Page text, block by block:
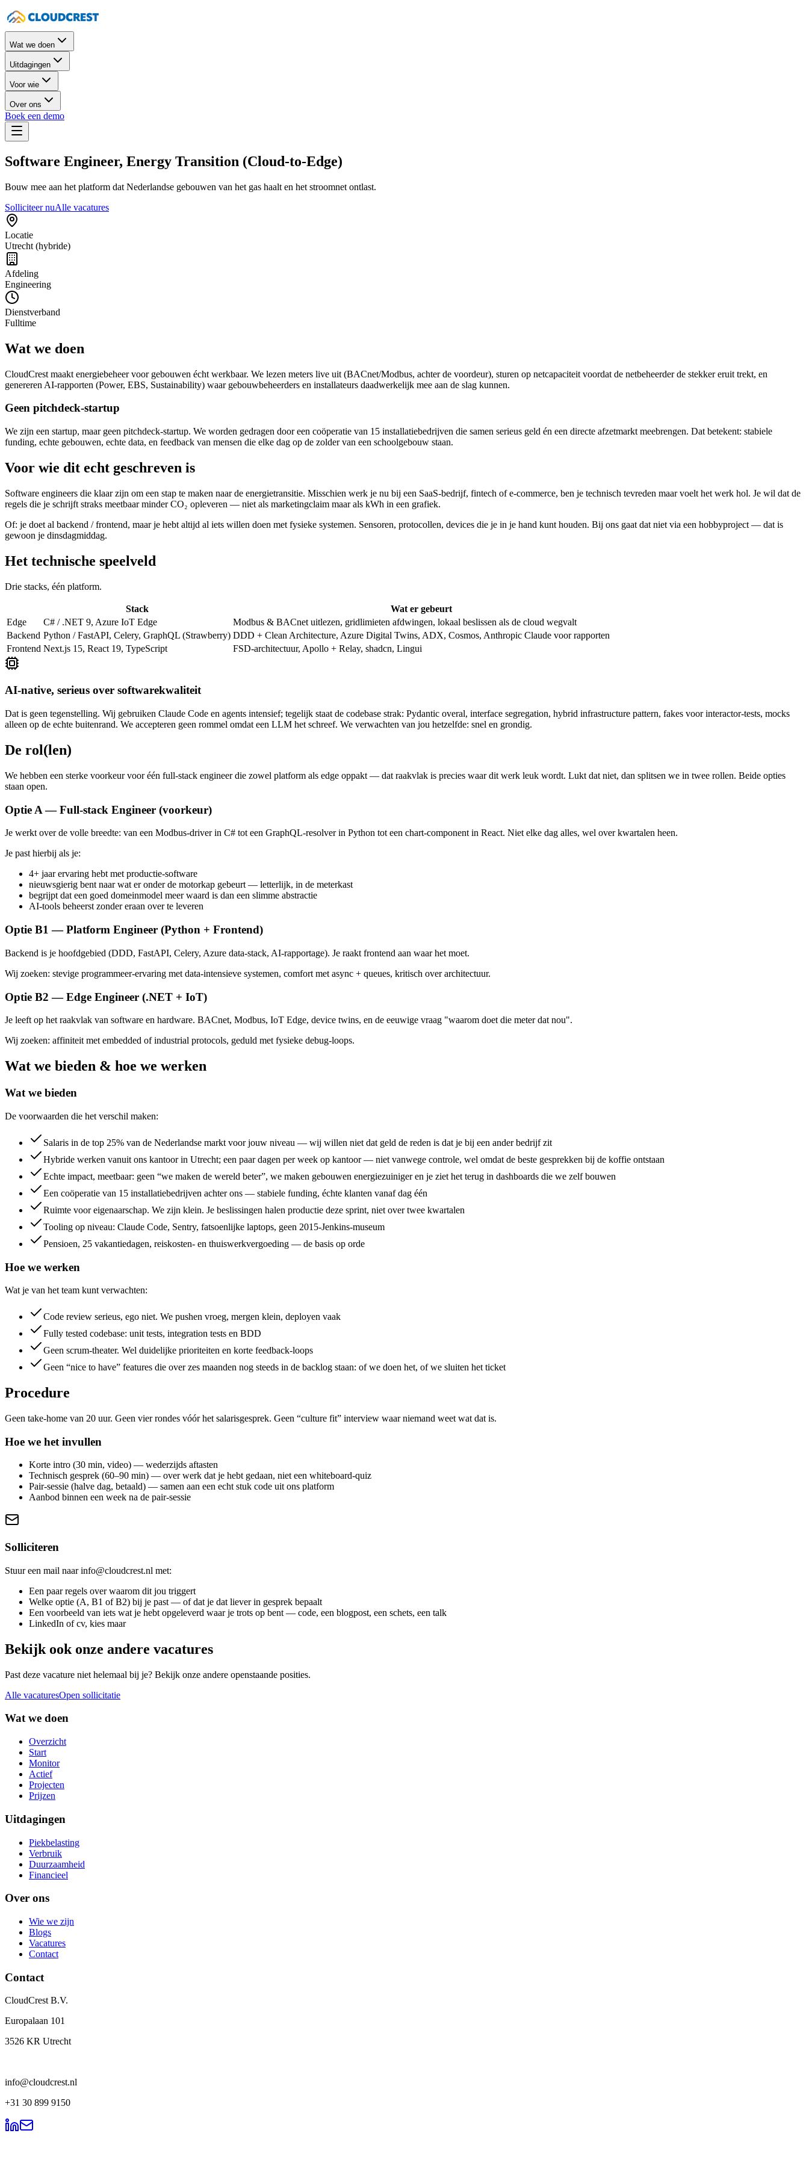
Wat we doen
Uitdagingen
Voor wie
Over ons
Boek een demo
Software Engineer, Energy Transition (Cloud-to-Edge)
Bouw mee aan het platform dat Nederlandse gebouwen van het gas haalt en het stroomnet ontlast.
Solliciteer nuAlle vacatures
Locatie
Utrecht (hybride)
Afdeling
Engineering
Dienstverband
Fulltime
Wat we doen
CloudCrest maakt energiebeheer voor gebouwen écht werkbaar. We lezen meters live uit (BACnet/Modbus, achter de voordeur), sturen op netcapaciteit voordat de netbeheerder de stekker eruit trekt, en
genereren AI-rapporten (Power, EBS, Sustainability) waar gebouwbeheerders en installateurs daadwerkelijk mee aan de slag kunnen.
Geen pitchdeck-startup
We zijn een startup, maar geen pitchdeck-startup. We worden gedragen door een coöperatie van 15 installatiebedrijven die samen serieus geld én een directe afzetmarkt meebrengen. Dat betekent: stabiele
funding, echte gebouwen, echte data, en feedback van mensen die elke dag op de zolder van een schoolgebouw staan.
Voor wie dit echt geschreven is
Software engineers die klaar zijn om een stap te maken naar de energietransitie. Misschien werk je nu bij een SaaS-bedrijf, fintech of e-commerce, ben je technisch tevreden maar voelt het werk hol. Je wil dat de
regels die je schrijft straks meetbaar minder CO₂ opleveren — niet als marketingclaim maar als kWh in een grafiek.
Of: je doet al backend / frontend, maar je hebt altijd al iets willen doen met fysieke systemen. Sensoren, protocollen, devices die je in je hand kunt houden. Bij ons gaat dat niet via een hobbyproject — dat is
gewoon je dinsdagmiddag.
Het technische speelveld
Drie stacks, één platform.
Stack
Wat er gebeurt
Edge
C# / .NET 9, Azure IoT Edge
Modbus & BACnet uitlezen, gridlimieten afdwingen, lokaal beslissen als de cloud wegvalt
Backend Python / FastAPI, Celery, GraphQL (Strawberry) DDD + Clean Architecture, Azure Digital Twins, ADX, Cosmos, Anthropic Claude voor rapporten
Frontend Next.js 15, React 19, TypeScript FSD-architectuur, Apollo + Relay, shadcn, Lingui
AI-native, serieus over softwarekwaliteit
Dat is geen tegenstelling. Wij gebruiken Claude Code en agents intensief; tegelijk staat de codebase strak: Pydantic overal, interface segregation, hybrid infrastructure pattern, fakes voor interactor-tests, mocks
alleen op de echte buitenrand. We accepteren geen rommel omdat een LLM het schreef. We verwachten van jou hetzelfde: snel en grondig.
De rol(len)
We hebben een sterke voorkeur voor één full-stack engineer die zowel platform als edge oppakt — dat raakvlak is precies waar dit werk leuk wordt. Lukt dat niet, dan splitsen we in twee rollen. Beide opties
staan open.
Optie A — Full-stack Engineer (voorkeur)
Je werkt over de volle breedte: van een Modbus-driver in C# tot een GraphQL-resolver in Python tot een chart-component in React. Niet elke dag alles, wel over kwartalen heen.
Je past hierbij als je:
4+ jaar ervaring hebt met productie-software
nieuwsgierig bent naar wat er onder de motorkap gebeurt — letterlijk, in de meterkast
begrijpt dat een goed domeinmodel meer waard is dan een slimme abstractie
AI-tools beheerst zonder eraan over te leveren
Optie B1 — Platform Engineer (Python + Frontend)
Backend is je hoofdgebied (DDD, FastAPI, Celery, Azure data-stack, AI-rapportage). Je raakt frontend aan waar het moet.
Wij zoeken: stevige programmeer-ervaring met data-intensieve systemen, comfort met async + queues, kritisch over architectuur.
Optie B2 — Edge Engineer (.NET + IoT)
Je leeft op het raakvlak van software en hardware. BACnet, Modbus, IoT Edge, device twins, en de eeuwige vraag "waarom doet die meter dat nou".
Wij zoeken: affiniteit met embedded of industrial protocols, geduld met fysieke debug-loops.
Wat we bieden & hoe we werken
Wat we bieden
De voorwaarden die het verschil maken:
Salaris in de top 25% van de Nederlandse markt voor jouw niveau — wij willen niet dat geld de reden is dat je bij een ander bedrijf zit
Hybride werken vanuit ons kantoor in Utrecht; een paar dagen per week op kantoor — niet vanwege controle, wel omdat de beste gesprekken bij de koffie ontstaan
Echte impact, meetbaar: geen “we maken de wereld beter”, we maken gebouwen energiezuiniger en je ziet het terug in dashboards die we zelf bouwen
Een coöperatie van 15 installatiebedrijven achter ons — stabiele funding, échte klanten vanaf dag één
Ruimte voor eigenaarschap. We zijn klein. Je beslissingen halen productie deze sprint, niet over twee kwartalen
Tooling op niveau: Claude Code, Sentry, fatsoenlijke laptops, geen 2015-Jenkins-museum
Pensioen, 25 vakantiedagen, reiskosten- en thuiswerkvergoeding — de basis op orde
Hoe we werken
Wat je van het team kunt verwachten:
Code review serieus, ego niet. We pushen vroeg, mergen klein, deployen vaak
Fully tested codebase: unit tests, integration tests en BDD
Geen scrum-theater. Wel duidelijke prioriteiten en korte feedback-loops
Geen “nice to have” features die over zes maanden nog steeds in de backlog staan: of we doen het, of we sluiten het ticket
Procedure
Geen take-home van 20 uur. Geen vier rondes vóór het salarisgesprek. Geen “culture fit” interview waar niemand weet wat dat is.
Hoe we het invullen
Korte intro (30 min, video) — wederzijds aftasten
Technisch gesprek (60–90 min) — over werk dat je hebt gedaan, niet een whiteboard-quiz
Pair-sessie (halve dag, betaald) — samen aan een echt stuk code uit ons platform
Aanbod binnen een week na de pair-sessie
Solliciteren
Stuur een mail naar info@cloudcrest.nl met:
Een paar regels over waarom dit jou triggert
Welke optie (A, B1 of B2) bij je past — of dat je dat liever in gesprek bepaalt
Een voorbeeld van iets wat je hebt opgeleverd waar je trots op bent — code, een blogpost, een schets, een talk
LinkedIn of cv, kies maar
Bekijk ook onze andere vacatures
Past deze vacature niet helemaal bij je? Bekijk onze andere openstaande posities.
Alle vacaturesOpen sollicitatie
Wat we doen
Overzicht
Start
Monitor
Actief
Projecten
Prijzen
Uitdagingen
Piekbelasting
Verbruik
Duurzaamheid
Financieel
Over ons
Wie we zijn
Blogs
Vacatures
Contact
Contact
CloudCrest B.V.
Europalaan 101
3526 KR Utrecht
info@cloudcrest.nl
+31 30 899 9150